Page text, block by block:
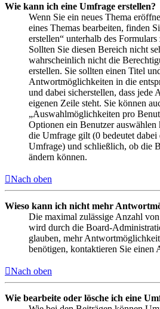
Wie kann ich eine Umfrage erstellen?
Wenn Sie ein neues Thema
eines Themas bearbeiten, finden
erstellen“ unterhalb des
Sollten Sie diesen Bereich nicht
wahrscheinlich nicht die
erstellen. Sie sollten einen Titel
Antwortmöglichkeiten in die
und dabei sicherstellen, dass
eigenen Zeile steht. Sie können
„Auswahlmöglichkeiten pro
Optionen ein Benutzer
die Umfrage gilt (0 bedeutet
Umfrage) und schließlich, ob die
ändern können.
Nach oben
Wieso kann ich nicht mehr
Die maximal zulässige Anzahl
wird durch die Board-
glauben, mehr
benötigen, kontaktieren Sie einen
Nach oben
Wie bearbeite oder lösche ich eine